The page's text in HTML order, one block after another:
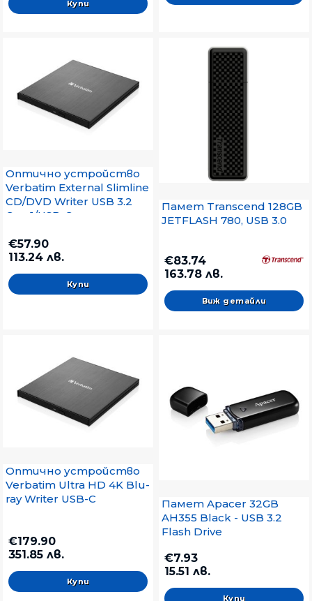
Оптично устройство
Verbatim External Slimline
CD/DVD Writer USB 3.2
Gen 1/USB-C
€57.90
113.24 лв.
Памет Transcend 128GB
JETFLASH 780, USB 3.0
€83.74
163.78 лв.
Виж детайли
Оптично устройство
Verbatim Ultra HD 4K Blu-
ray Writer USB-C
€179.90
351.85 лв.
Памет Apacer 32GB
AH355 Black - USB 3.2
Flash Drive
€7.93
15.51 лв.